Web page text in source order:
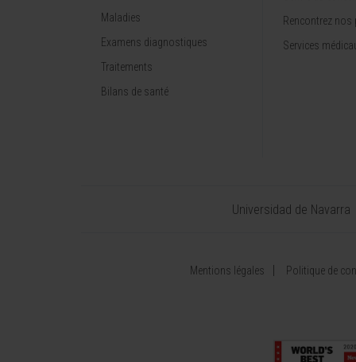
Maladies
Examens diagnostiques
Traitements
Bilans de santé
Rencontrez
Services
Universidad de Navarra
Mentions légales Politique de